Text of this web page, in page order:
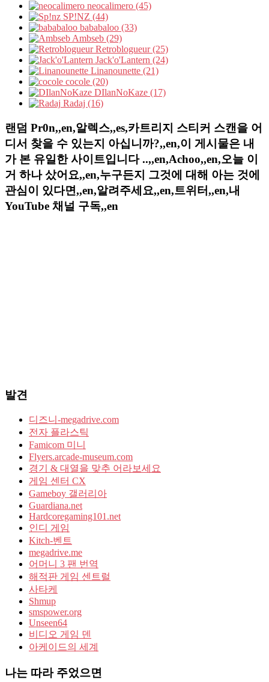
neocalimero (45)
SP!NZ (44)
bababaloo (33)
Ambseb (29)
Retroblogueur (25)
Jack'o'Lantern (24)
Linanounette (21)
cocole (20)
DIlanNoKaze (17)
Radaj (16)
랜덤 Pr0n,,en,알렉스,,es,카트리지 스티커 스캔을 어
디서 찾을 수 있는지 아십니까?,,en,이 게시물은 내
가 본 유일한 사이트입니다 ..,,en,Achoo,,en,오늘 이
거 하나 샀어요,,en,누구든지 그것에 대해 아는 것에
관심이 있다면,,en,알려주세요,,en,트위터,,en,내
YouTube 채널 구독,,en
발견
디즈니-megadrive.com
전자 플라스틱
Famicom 미니
Flyers.arcade-museum.com
경기 & 대열을 맞추 어라보세요
게임 센터 CX
Gameboy 갤러리아
Guardiana.net
Hardcoregaming101.net
인디 게임
Kitch-벤트
megadrive.me
어머니 3 팬 번역
해적판 게임 센트럴
사타케
Shmup
smspower.org
Unseen64
비디오 게임 덴
아케이드의 세계
나는 따라 주었으면